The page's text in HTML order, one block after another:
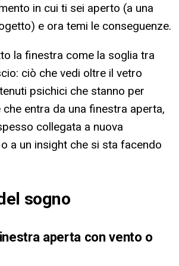
in cui ti sei aperto (a una
e ora temi le conseguenze.
la finestra come la soglia tra
ciò che vedi oltre il vetro
psichici che stanno per
entra da una finestra aperta,
collegata a nuova
a un insight che si sta facendo
sogno
aperta con vento o